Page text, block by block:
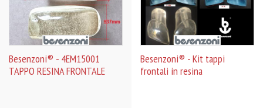
Besenzoni® - 4EM15001
TAPPO RESINA FRONTALE
Besenzoni® - Kit tappi
frontali in resina